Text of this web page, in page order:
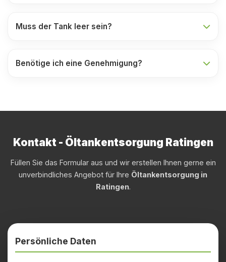
Muss der Tank leer sein?
Benötige ich eine Genehmigung?
Kontakt - Öltankentsorgung Ratingen
Füllen Sie das Formular aus und wir erstellen Ihnen gerne ein
unverbindliches Angebot für Ihre Öltankentsorgung in
Ratingen.
Persönliche Daten